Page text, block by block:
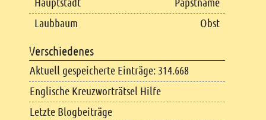
Laubbaum
Obst
Verschiedenes
Aktuell gespeicherte Einträge: 314.668
Englische Kreuzworträtsel Hilfe
Letzte Blogbeiträge